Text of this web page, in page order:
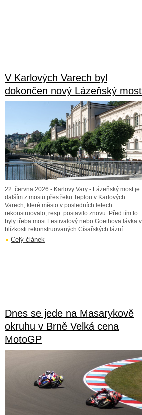
V Karlových Varech byl
dokončen nový Lázeňský most
22. června 2026 - Karlovy Vary - Lázeňský most je
dalším z mostů přes řeku Teplou v Karlových
Varech, které město v posledních letech
rekonstruovalo, resp. postavilo znovu. Před tím to
byly třeba most Festivalový nebo Goethova lávka v
blízkosti rekonstruovaných Císařských lázní.
Celý článek
Dnes se jede na Masarykově
okruhu v Brně Velká cena
MotoGP